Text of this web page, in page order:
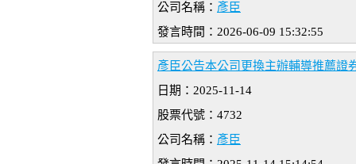
公司名稱： 彥臣
發言時間：2026-06-09 15:32:55
彥臣公告本公司更換主辦輔導推薦證
日期：2025-11-14
股票代號：4732
公司名稱： 彥臣